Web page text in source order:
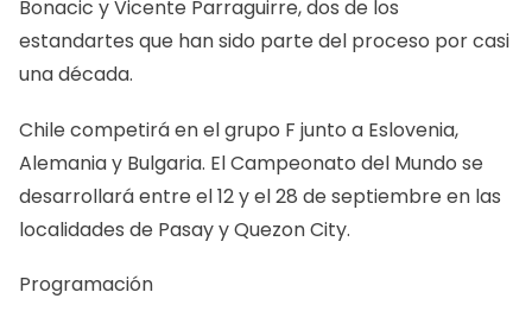
Bonacic y Vicente Parraguirre, dos de los
estandartes que han sido parte del proceso por casi
una década.
Chile competirá en el grupo F junto a Eslovenia,
Alemania y Bulgaria. El Campeonato del Mundo se
desarrollará entre el 12 y el 28 de septiembre en las
localidades de Pasay y Quezon City.
Programación